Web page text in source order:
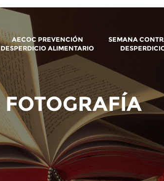
AECOC PREVENCIÓN
DESPERDICIO ALIMENTARIO
SEMANA
FOTOGRAFÍA